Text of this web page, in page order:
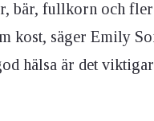
bär, fullkorn och
kost, säger Emily
hälsa är det